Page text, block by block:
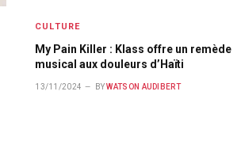
CULTURE
My Pain Killer : Klass offre un remède
musical aux douleurs d’Haïti
13/11/2024 BY WATSON AUDIBERT